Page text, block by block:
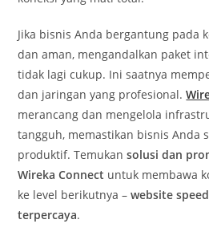
Jika bisnis Anda bergantung pada
dan aman, mengandalkan paket
tidak lagi cukup. Ini saatnya
dan jaringan yang profesional.
merancang dan mengelola
tangguh, memastikan bisnis Anda
produktif. Temukansolusi dan
Wireka Connect untuk membawa
ke level berikutnya –website
terpercaya.